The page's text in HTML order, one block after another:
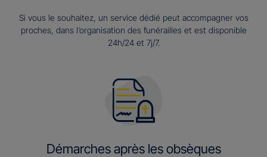
Si vous le souhaitez, un service dédié peut accompagner vos
proches, dans l’organisation des funérailles et est disponible
24h/24 et 7j/7.
Démarches après les obsèques